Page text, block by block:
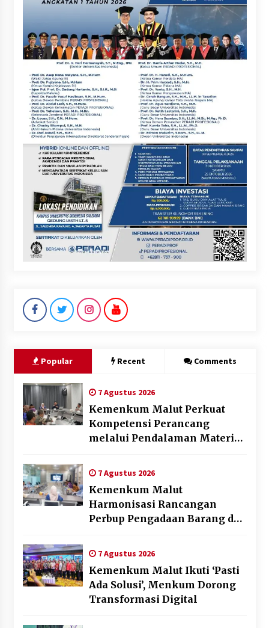
Popular Recent Comments
7 Agustus 2026
Kemenkum Malut Perkuat
Kompetensi Perancang
melalui Pendalaman Materi
Daerah
7 Agustus 2026
Kemenkum Malut
Harmonisasi Rancangan
Perbup Pengadaan Barang dan
7 Agustus 2026
Kemenkum Malut Ikuti ‘Pasti
Ada Solusi’, Menkum Dorong
Transformasi Digital